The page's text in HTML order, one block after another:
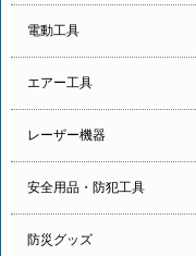
電動工具
エアー工具
レーザー機器
安全用品・防犯工具
防災グッズ